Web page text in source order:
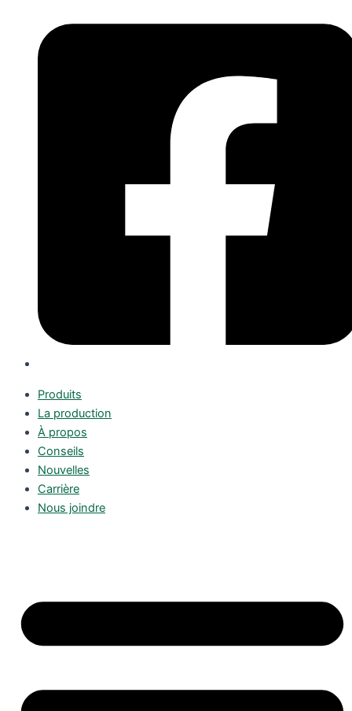
Produits
La production
À propos
Conseils
Nouvelles
Carrière
Nous joindre